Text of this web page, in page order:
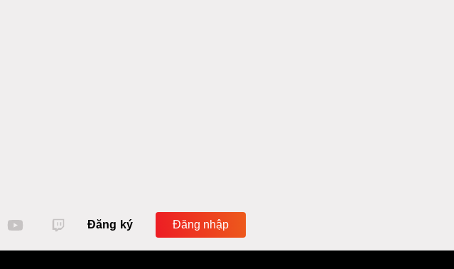
Đăng ký Đăng nhập